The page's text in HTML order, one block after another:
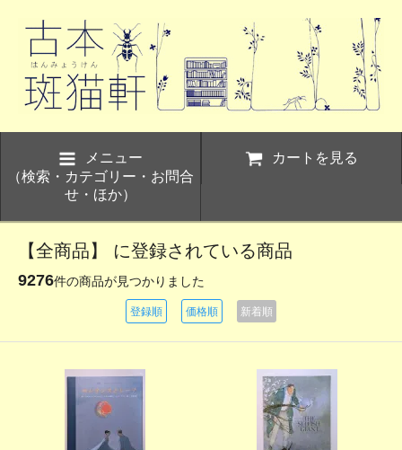
メニュー
（検索・カテゴリー・お問合
せ・ほか）
カートを見る
【全商品】 に登録されている商品
9276件の商品が見つかりました
登録順 価格順 新着順